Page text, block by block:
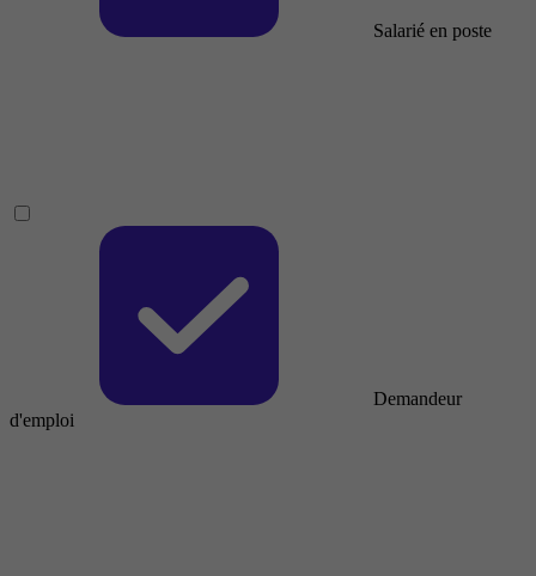
Salarié en poste
Demandeur
d'emploi